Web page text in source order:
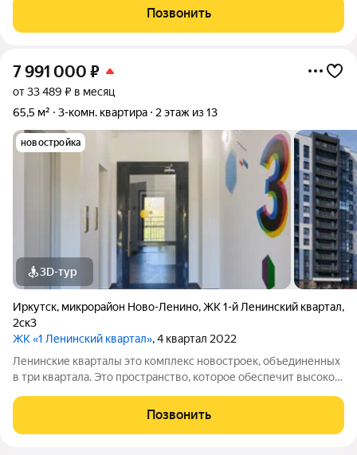
уделено функциональности, комфорту и безопасности. Над
проектом трудились
Позвонить
7 991 000 ₽
от 33 489 ₽ в месяц
65,5 м²
3-комн. квартира 2 этаж из 13
новостройка
3D-тур
Иркутск, микрорайон Ново-Ленино,ЖК 1-й Ленинский квартал,
2ск3
ЖК «1 Ленинский квартал», 4 квартал 2022
Ленинские кварталы это комплекс новостроек, объединенных
в три квартала. Это пространство, которое обеспечит высокое
уделено функциональности, комфорту и безопасности. Над
проектом трудились
Позвонить